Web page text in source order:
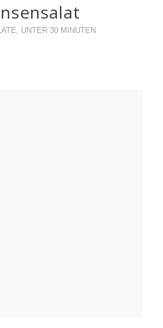
, UNTER 30 MINUTEN